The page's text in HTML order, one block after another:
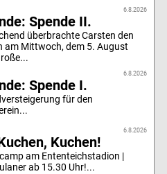
6.8.2026
Spende II.
überbrachte Carsten den
am Mittwoch, dem 5. August
6.8.2026
Spende I.
für den
6.8.2026
Kuchen!
am Ententeichstadion |
ab 15.30 Uhr!...